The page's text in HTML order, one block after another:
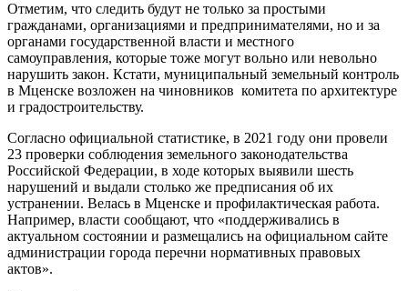
Отметим, что следить будут не только за простыми
гражданами, организациями и предпринимателями, но и за
органами государственной власти и местного
самоуправления, которые тоже могут вольно или невольно
нарушить закон. Кстати, муниципальный земельный контроль
в Мценске возложен на чиновников комитета по архитектуре
и градостроительству.
Согласно официальной статистике, в 2021 году они провели
23 проверки соблюдения земельного законодательства
Российской Федерации, в ходе которых выявили шесть
нарушений и выдали столько же предписания об их
устранении. Велась в Мценске и профилактическая работа.
Например, власти сообщают, что «поддерживались в
актуальном состоянии и размещались на официальном сайте
администрации города перечни нормативных правовых
актов».